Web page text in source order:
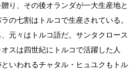
り、その後オランダが一大生産地と
の七割はトルコで生産されている。
元々はトルコ語だ。サンタクロース
スは四世紀にトルコで活躍した人
いわれるチャタル・ヒュユクもトル